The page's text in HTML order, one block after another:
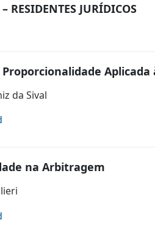
RESIDENTES JURÍDICOS
Proporcionalidade
da Sival
na Arbitragem